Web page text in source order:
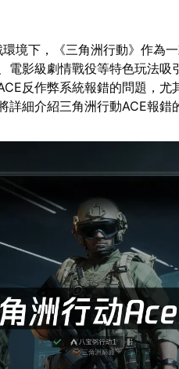
境下，《三角洲行動》作為
電影級劇情戰役等特色玩法
反作弊系統報錯的問題，
詳細介紹三角洲行動ACE報錯